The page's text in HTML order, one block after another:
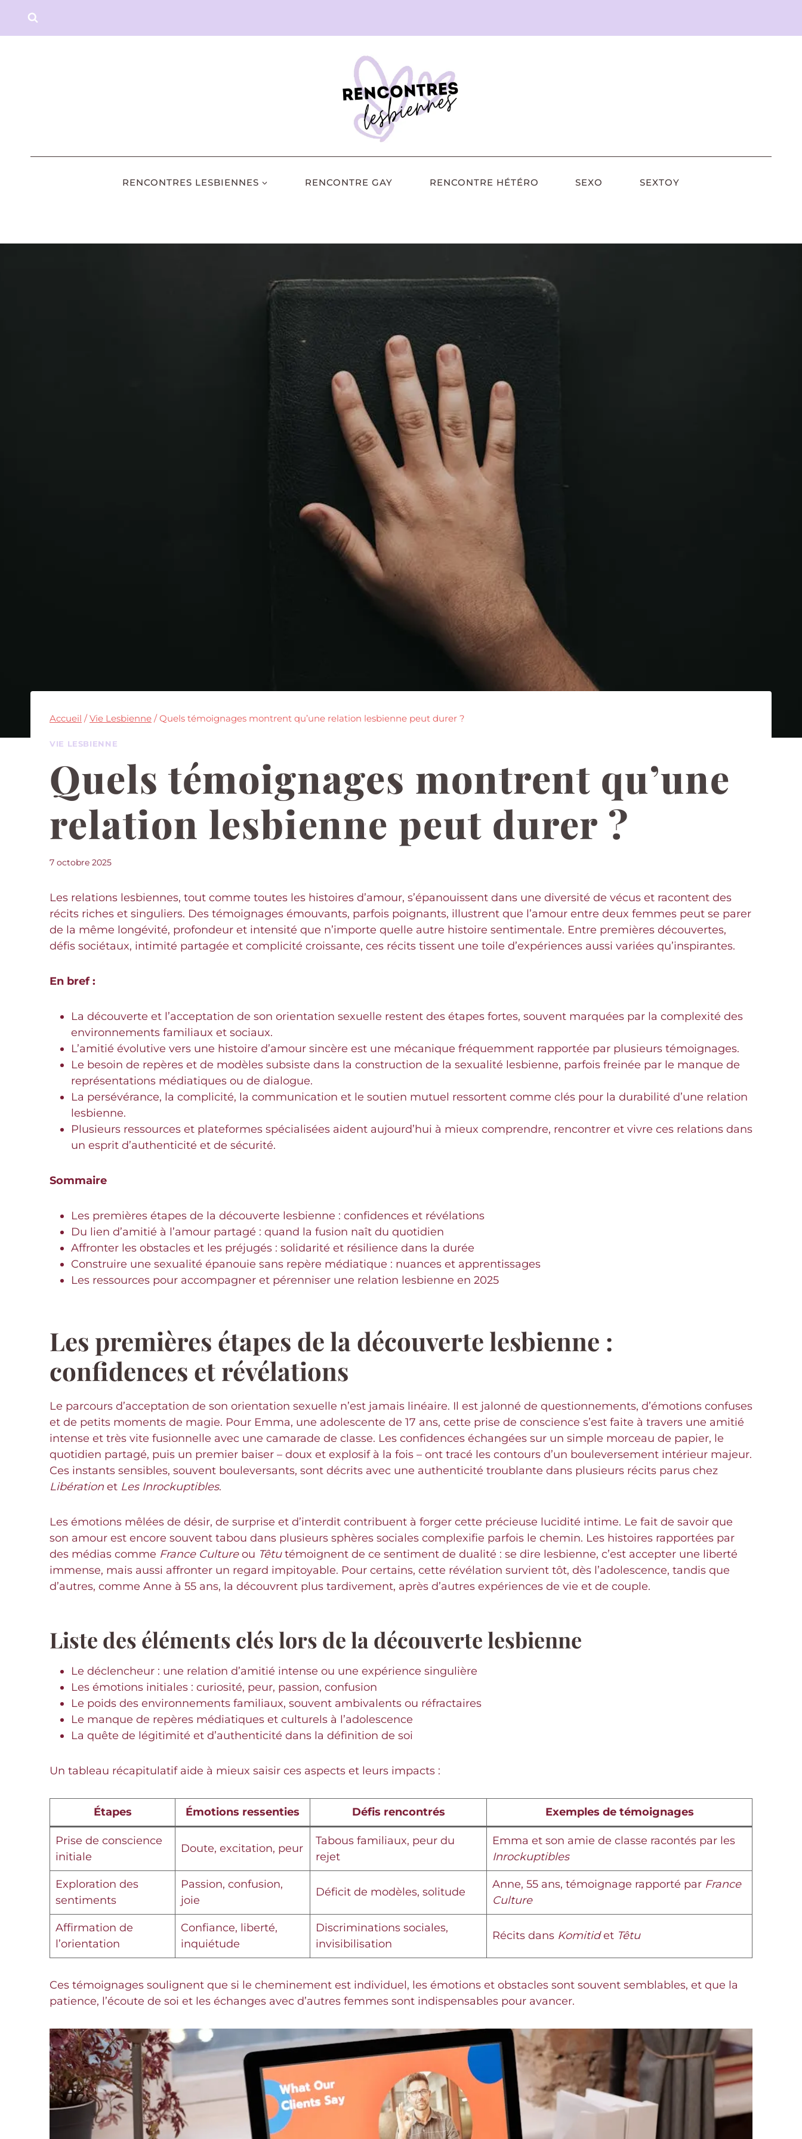
contenu
RENCONTRES LESBIENNES RENCONTRE GAY RENCONTRE HÉTÉRO SEXO SEXTOY
Accueil / Vie Lesbienne / Quels témoignages montrent qu’une relation lesbienne peut durer ?
VIE LESBIENNE
Quels témoignages montrent qu’une
relation lesbienne peut durer ?
7 octobre 2025
Les relations lesbiennes, tout comme toutes les histoires d’amour, s’épanouissent dans une diversité de vécus et racontent des
récits riches et singuliers. Des témoignages émouvants, parfois poignants, illustrent que l’amour entre deux femmes peut se parer
de la même longévité, profondeur et intensité que n’importe quelle autre histoire sentimentale. Entre premières découvertes,
défis sociétaux, intimité partagée et complicité croissante, ces récits tissent une toile d’expériences aussi variées qu’inspirantes.
En bref :
La découverte et l’acceptation de son orientation sexuelle restent des étapes fortes, souvent marquées par la complexité des
environnements familiaux et sociaux.
L’amitié évolutive vers une histoire d’amour sincère est une mécanique fréquemment rapportée par plusieurs témoignages.
Le besoin de repères et de modèles subsiste dans la construction de la sexualité lesbienne, parfois freinée par le manque de
représentations médiatiques ou de dialogue.
La persévérance, la complicité, la communication et le soutien mutuel ressortent comme clés pour la durabilité d’une relation
lesbienne.
Plusieurs ressources et plateformes spécialisées aident aujourd’hui à mieux comprendre, rencontrer et vivre ces relations dans
un esprit d’authenticité et de sécurité.
Sommaire
Les premières étapes de la découverte lesbienne : confidences et révélations
Du lien d’amitié à l’amour partagé : quand la fusion naît du quotidien
Affronter les obstacles et les préjugés : solidarité et résilience dans la durée
Construire une sexualité épanouie sans repère médiatique : nuances et apprentissages
Les ressources pour accompagner et pérenniser une relation lesbienne en 2025
Les premières étapes de la découverte lesbienne :
confidences et révélations
Le parcours d’acceptation de son orientation sexuelle n’est jamais linéaire. Il est jalonné de questionnements, d’émotions confuses
et de petits moments de magie. Pour Emma, une adolescente de 17 ans, cette prise de conscience s’est faite à travers une amitié
intense et très vite fusionnelle avec une camarade de classe. Les confidences échangées sur un simple morceau de papier, le
quotidien partagé, puis un premier baiser – doux et explosif à la fois – ont tracé les contours d’un bouleversement intérieur majeur.
Ces instants sensibles, souvent bouleversants, sont décrits avec une authenticité troublante dans plusieurs récits parus chez
Libération et Les Inrockuptibles.
Les émotions mêlées de désir, de surprise et d’interdit contribuent à forger cette précieuse lucidité intime. Le fait de savoir que
son amour est encore souvent tabou dans plusieurs sphères sociales complexifie parfois le chemin. Les histoires rapportées par
des médias comme France Cultureou Têtutémoignent de ce sentiment de dualité : se dire lesbienne, c’est accepter une liberté
immense, mais aussi affronter un regard impitoyable. Pour certains, cette révélation survient tôt, dès l’adolescence, tandis que
d’autres, comme Anne à 55 ans, la découvrent plus tardivement, après d’autres expériences de vie et de couple.
Liste des éléments clés lors de la découverte lesbienne
Le déclencheur : une relation d’amitié intense ou une expérience singulière
Les émotions initiales : curiosité, peur, passion, confusion
Le poids des environnements familiaux, souvent ambivalents ou réfractaires
Le manque de repères médiatiques et culturels à l’adolescence
La quête de légitimité et d’authenticité dans la définition de soi
Un tableau récapitulatif aide à mieux saisir ces aspects et leurs impacts :
Étapes Émotions ressenties Défis rencontrés Exemples de témoignages
Prise de conscience
initiale
Doute, excitation, peur
Tabous familiaux, peur du
rejet
Emma et son amie de classe racontés par les
Inrockuptibles
Exploration des
sentiments
Passion, confusion,
joie
Déficit de modèles, solitude
Anne, 55 ans, témoignage rapporté par France
Culture
Affirmation de
l’orientation
Confiance, liberté,
inquiétude
Discriminations sociales,
invisibilisation
Récits dans Komitidet Têtu
Ces témoignages soulignent que si le cheminement est individuel, les émotions et obstacles sont souvent semblables, et que la
patience, l’écoute de soi et les échanges avec d’autres femmes sont indispensables pour avancer.